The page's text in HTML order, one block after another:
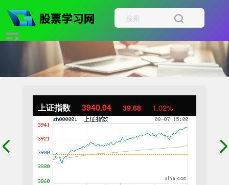
上证指数 3940.04 39.68 1.02%